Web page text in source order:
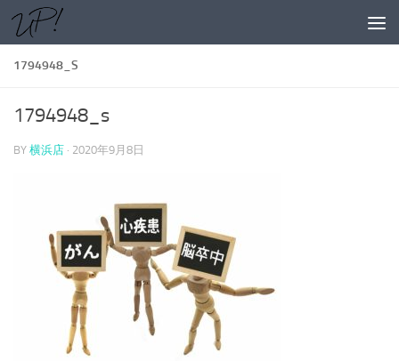
コンテンツへスキップ
1794948_S
1794948_s
BY 横浜店 · 2020年9月8日